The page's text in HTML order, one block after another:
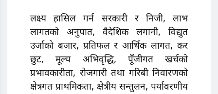
लक्ष्य हासिल गर्न सरकारी र निजी, लाभ
लागतको अनुपात, वैदेशिक लगानी, विद्युत
उर्जाको बजार, प्रतिफल र आर्थिक लागत, कर
छुट, मूल्य अभिवृद्धि, पूँजीगत खर्चको
प्रभावकारीता, रोजगारी तथा गरिबी निवारणको
क्षेत्रगत प्राथमिकता, क्षेत्रीय सन्तुलन, पर्यावरणीय